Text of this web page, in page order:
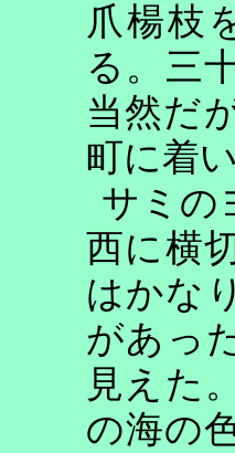
爪楊枝
る。三
当然だ
町に着い
サミの
西に横
はかな
があっ
見えた
の海の